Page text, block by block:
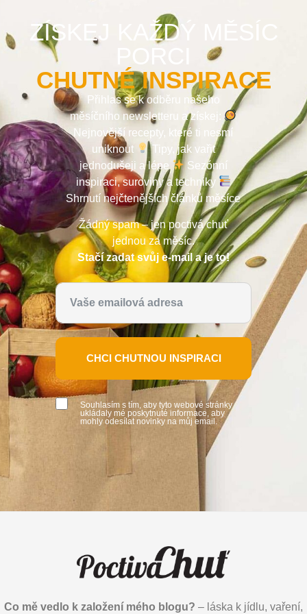
ZÍSKEJ KAŽDÝ MĚSÍC
CHUTNÉ INSPIRACE
Přihlas se k odběru našeho
měsíčního newsletteru a získej:
Nejnovější recepty, které ti nesmí
uniknout
Tipy, jak vařit
jednodušeji a lépe
Sezónní
inspiraci, suroviny a techniky
Shrnutí nejčtenějších článků měsíce
Žádný spam – jen poctivá chuť
jednou za měsíc.
Stačí zadat svůj e-mail a je to!
CHCI CHUTNOU INSPIRACI
Souhlasím s tím, aby tyto webové stránky
ukládaly mé poskytnuté informace, aby
mohly odesílat novinky na můj email.
Co mě vedlo k založení mého blogu? – láska k jídlu, vaření,